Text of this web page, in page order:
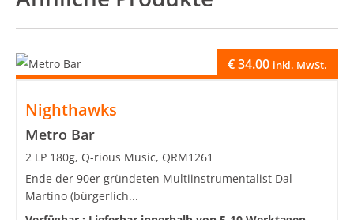
Nighthawks
Metro Bar
€34.00 inkl. MwSt.
2 LP 180g, Q-rious Music, QRM1261
Ende der 90er gründeten Multiinstrumentalist Dal
Martino (bürgerlich...